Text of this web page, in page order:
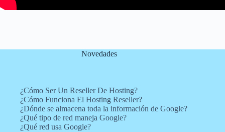
Novedades
¿Cómo Ser Un Reseller De Hosting?
¿Cómo Funciona El Hosting Reseller?
¿Dónde se almacena toda la información de Google?
¿Qué tipo de red maneja Google?
¿Qué red usa Google?